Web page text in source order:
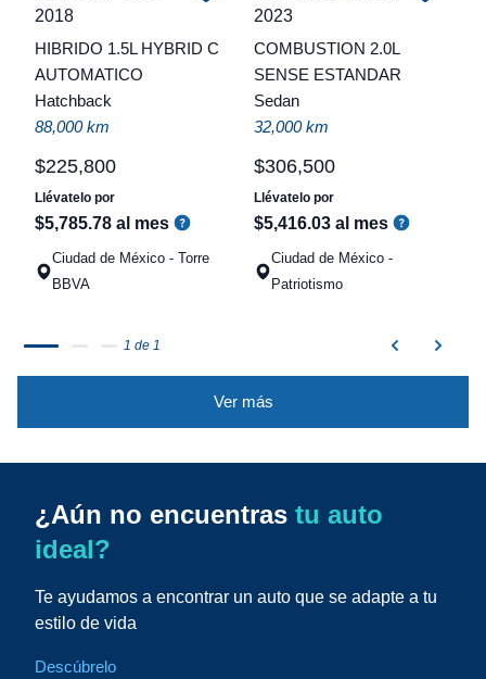
2018
HIBRIDO 1.5L HYBRID C
AUTOMATICO
Hatchback
88,000 km
$225,800
Llévatelo por
$5,785.78 al mes
Ciudad de México - Torre
BBVA
2023
COMBUSTION 2.0L
SENSE ESTANDAR
Sedan
32,000 km
$306,500
Llévatelo por
$5,416.03 al mes
Ciudad de México -
Patriotismo
1 de 1
Ver más
¿Aún no encuentras tu auto
ideal?
Te ayudamos a encontrar un auto que se adapte a tu
estilo de vida
Descúbrelo